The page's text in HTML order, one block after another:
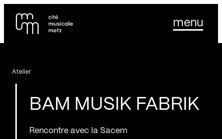
Se rendre au
Contenu principal
menu
BAM MUSIK FABRIK
Rencontre avec la Sacem
Atelier